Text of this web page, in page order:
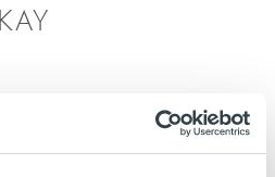
dans les
privé . Il a notamment